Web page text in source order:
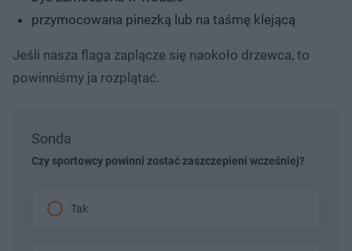
przymocowana pinezką lub na taśmę klejącą
Jeśli nasza flaga zaplącze się naokoło drzewca, to
powinniśmy ja rozplątać.
Sonda
Czy sportowcy powinni zostać zaszczepieni wcześniej?
Tak